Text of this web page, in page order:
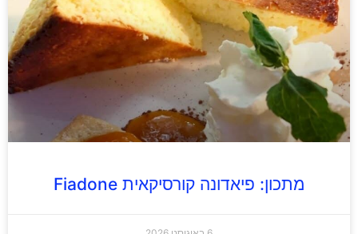
מתכון: פיאדונה קורסיקאית Fiadone